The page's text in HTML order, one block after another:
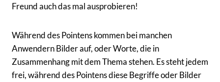
Freund auch das mal ausprobieren!
Während des Pointens kommen bei manchen
Anwendern Bilder auf, oder Worte, die in
Zusammenhang mit dem Thema stehen. Es steht jedem
frei, während des Pointens diese Begriffe oder Bilder